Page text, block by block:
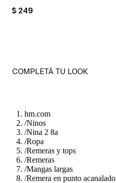
PRICE:
$ 249
COMPLETÁ TU LOOK
hm.com
/Ninos
/Nina 2 8a
/Ropa
/Remeras y tops
/Remeras
/Mangas largas
/Remera en punto acanalado